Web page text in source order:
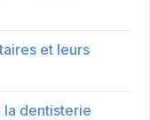
et leurs
la dentisterie